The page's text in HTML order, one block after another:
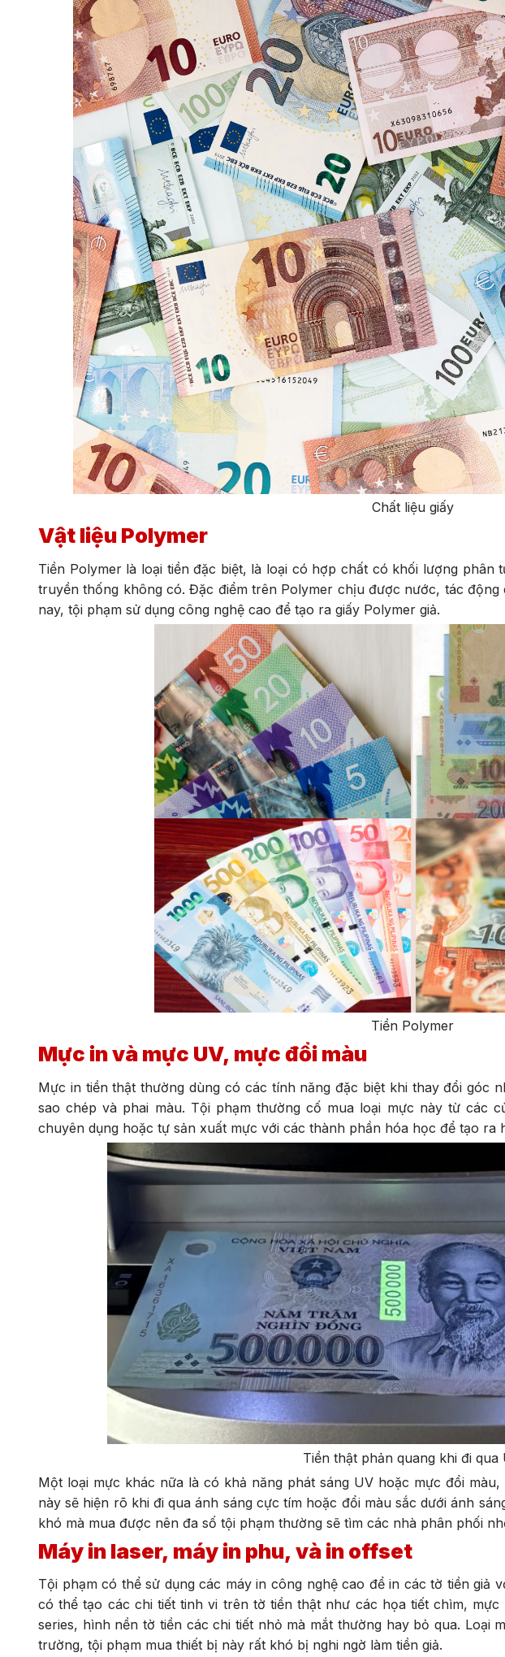
Chất liệu giấy
Vật liệu Polymer
Tiền Polymer là loại tiền đặc biệt, là loại có hợp chất có khối lượng phân
truyền thống không có. Đặc điểm trên Polymer chịu được nước, tác động
nay, tội phạm sử dụng công nghệ cao để tạo ra giấy Polymer giả.
Tiền Polymer
Mực in và mực UV, mực đổi màu
Mực in tiền thật thường dùng có các tính năng đặc biệt khi thay đổi góc
sao chép và phai màu. Tội phạm thường cố mua loại mực này từ các
chuyên dụng hoặc tự sản xuất mực với các thành phần hóa học để tạo ra
Tiền thật phản quang khi đi qua
Một loại mực khác nữa là có khả năng phát sáng UV hoặc mực đổi
này sẽ hiện rõ khi đi qua ánh sáng cực tím hoặc đổi màu sắc dưới ánh
khó mà mua được nên đa số tội phạm thường sẽ tìm các nhà phân phối
Máy in laser, máy in phu, và in offset
Tội phạm có thể sử dụng các máy in công nghệ cao để in các tờ tiền giả
có thể tạo các chi tiết tinh vi trên tờ tiền thật như các họa tiết chìm,
series, hình nền tờ tiền các chi tiết nhỏ mà mắt thường hay bỏ qua. Loại
trường, tội phạm mua thiết bị này rất khó bị nghi ngờ làm tiền giả.